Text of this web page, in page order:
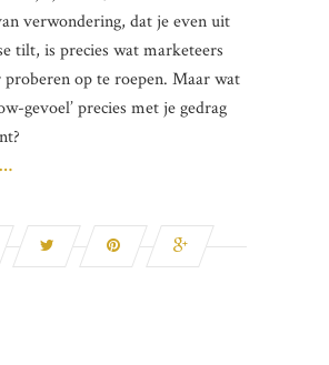
verwondering, dat je even uit
tilt, is precies wat marketeers
proberen op te roepen. Maar wat
gevoel’ precies met je gedrag